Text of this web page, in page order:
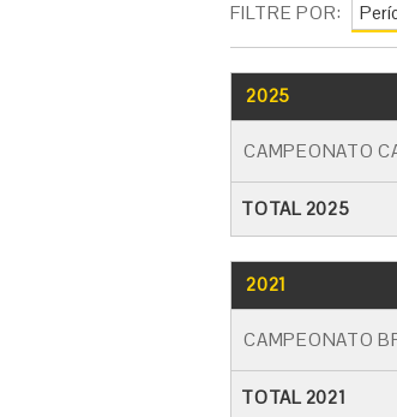
FILTRE POR:
2025
CAMPEONATO
TOTAL 2025
2021
CAMPEONATO
TOTAL 2021